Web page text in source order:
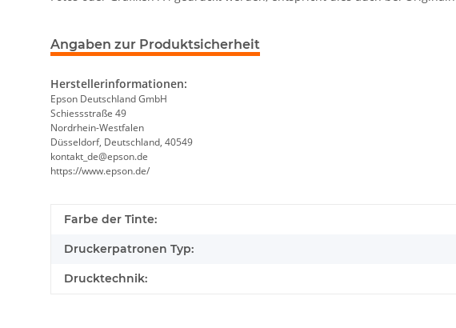
Angaben zur Produktsicherheit
Herstellerinformationen:
Epson Deutschland GmbH
Schiessstraße 49
Nordrhein-Westfalen
Düsseldorf, Deutschland, 40549
kontakt_de@epson.de
https://www.epson.de/
Farbe der Tinte:
Druckerpatronen Typ:
Drucktechnik: